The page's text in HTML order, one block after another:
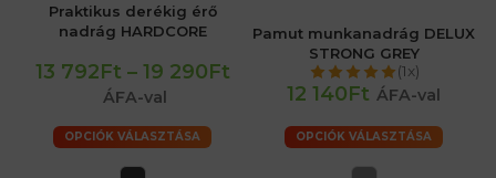
Praktikus derékig érő
nadrág HARDCORE
13 792Ft – 19 290Ft
ÁFA-val
OPCIÓK VÁLASZTÁSA
Pamut munkanadrág DELUX
STRONG GREY
(1x)
12 140Ft ÁFA-val
OPCIÓK VÁLASZTÁSA